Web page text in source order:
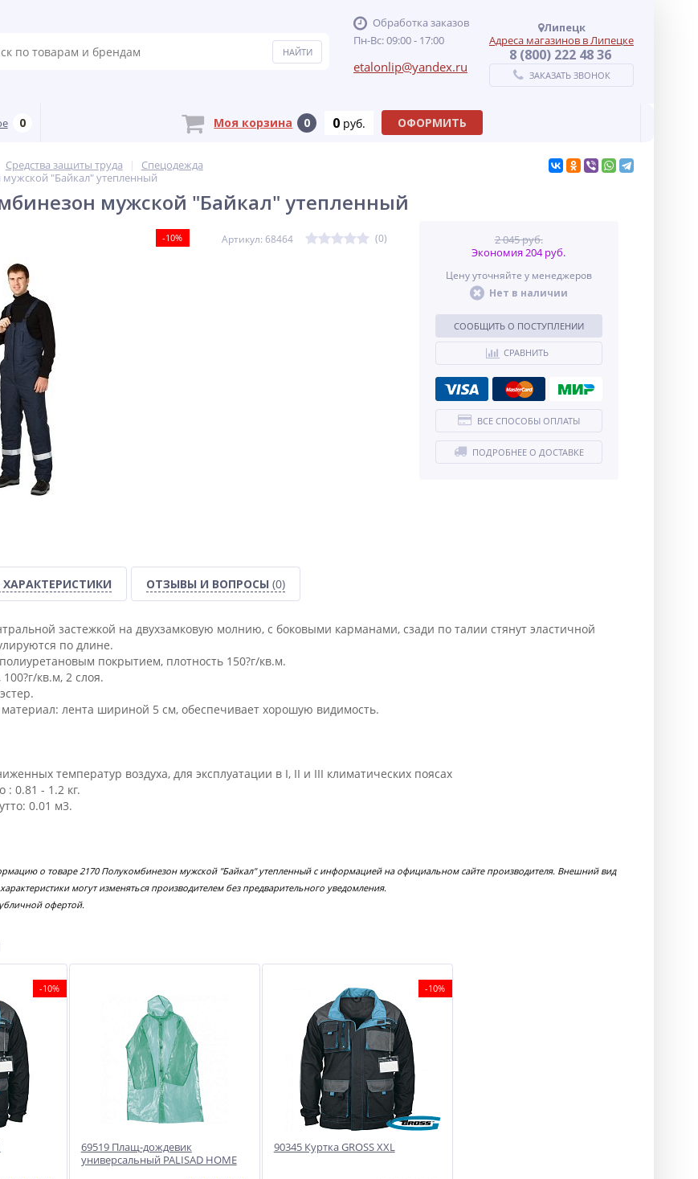
Обработка заказов
Пн-Вс: 09:00 - 17:00
etalonlip@yandex.ru
Липецк
Адреса магазинов в Липецке
8 (800) 222 48 36
ЗАКАЗАТЬ ЗВОНОК
0 Моя корзина 0 0 руб. ОФОРМИТЬ
Средства защиты труда
Спецодежда
"Байкал" утепленный
мужской "Байкал" утепленный
-10% Артикул: 68464 (0)
2 045 руб.
Экономия 204 руб.
Цену уточняйте у менеджеров
Нет в наличии
СООБЩИТЬ О ПОСТУПЛЕНИИ
СРАВНИТЬ
ВСЕ СПОСОБЫ ОПЛАТЫ
ПОДРОБНЕЕ О ДОСТАВКЕ
ХАРАКТЕРИСТИКИ ОТЗЫВЫ И ВОПРОСЫ (0)
застежкой на двухзамковую молнию, с боковыми карманами, сзади по талии стянут эластичной
по длине.
покрытием, плотность 150?г/кв.м.
кв.м, 2 слоя.
лента шириной 5 см, обеспечивает хорошую видимость.
температур воздуха, для эксплуатации в I, II и III климатических поясах
0.81 - 1.2 кг.
0.01 м3.
о товаре 2170 Полукомбинезон мужской "Байкал" утепленный с информацией на официальном сайте производителя. Внешний вид
могут изменяться производителем без предварительного уведомления.
офертой.
-10%
69519 Плащ-дождевик
универсальный PALISAD HOME
-10%
90345 Куртка GROSS XXL